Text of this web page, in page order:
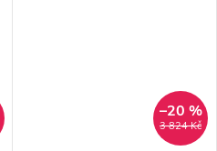
3 824 Kč
–20 %